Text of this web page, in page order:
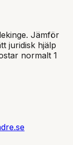
. Jämför
juridisk hjälp
normalt 1